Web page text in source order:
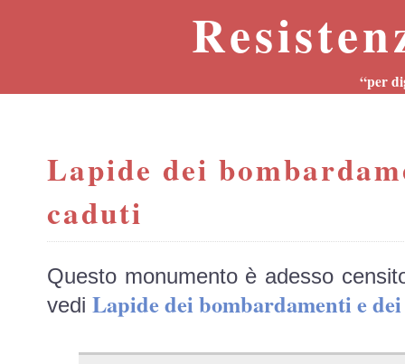
“per
Lapide dei
caduti
Questo monumento è adesso
vedi Lapide dei bombardamenti e